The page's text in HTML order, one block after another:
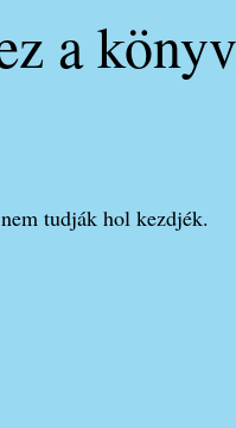
a
tudják hol kezdjék.